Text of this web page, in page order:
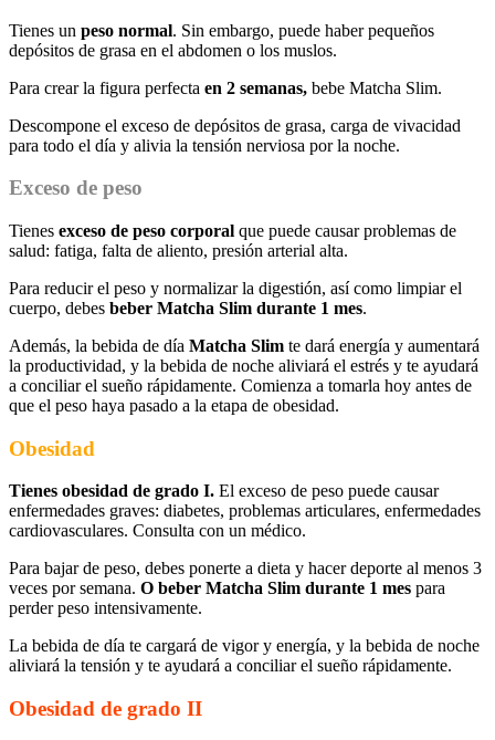
Tienes un peso normal. Sin embargo, puede haber pequeños
depósitos de grasa en el abdomen o los muslos.
Para crear la figura perfecta en 2 semanas, bebe Matcha Slim.
Descompone el exceso de depósitos de grasa, carga de vivacidad
para todo el día y alivia la tensión nerviosa por la noche.
Exceso de peso
Tienes exceso de peso corporal que puede causar problemas de
salud: fatiga, falta de aliento, presión arterial alta.
Para reducir el peso y normalizar la digestión, así como limpiar el
cuerpo, debes beber Matcha Slim durante 1 mes.
Además, la bebida de día Matcha Slim te dará energía y aumentará
la productividad, y la bebida de noche aliviará el estrés y te ayudará
a conciliar el sueño rápidamente. Comienza a tomarla hoy antes de
que el peso haya pasado a la etapa de obesidad.
Obesidad
Tienes obesidad de grado I. El exceso de peso puede causar
enfermedades graves: diabetes, problemas articulares, enfermedades
cardiovasculares. Consulta con un médico.
Para bajar de peso, debes ponerte a dieta y hacer deporte al menos 3
veces por semana. O beber Matcha Slim durante 1 mes para
perder peso intensivamente.
La bebida de día te cargará de vigor y energía, y la bebida de noche
aliviará la tensión y te ayudará a conciliar el sueño rápidamente.
Obesidad de grado II